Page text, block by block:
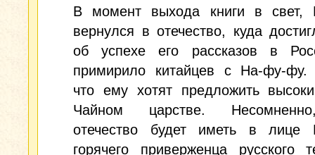
В момент выхода книги в свет,
вернулся в отечество, куда
об успехе его рассказов в
примирило китайцев с На-фу-фу.
что ему хотят предложить
Чайном царстве.
отечество будет иметь в лице
горячего приверженца русского